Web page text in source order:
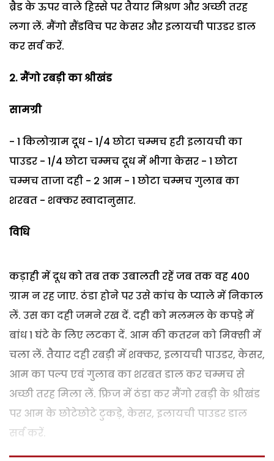
ब्रैड के ऊपर वाले हिस्से पर तैयार मिश्रण और अच्छी तरह
लगा लें. मैंगो सैंडविच पर केसर और इलायची पाउडर डाल
कर सर्व करें.
2. मैंगो रबड़ी का श्रीखंड
सामग्री
- 1 किलोग्राम दूध - 1/4 छोटा चम्मच हरी इलायची का
पाउडर - 1/4 छोटा चम्मच दूध में भीगा केसर - 1 छोटा
चम्मच ताजा दही - 2 आम - 1 छोटा चम्मच गुलाब का
शरबत - शक्कर स्वादानुसार.
विधि
कड़ाही में दूध को तब तक उबालती रहें जब तक वह 400
ग्राम न रह जाए. ठंडा होने पर उसे कांच के प्याले में निकाल
लें. उस का दही जमने रख दें. दही को मलमल के कपड़े में
बांध 1 घंटे के लिए लटका दें. आम की कतरन को मिक्सी में
चला लें. तैयार दही रबड़ी में शक्कर, इलायची पाउडर, केसर,
आम का पल्प एवं गुलाब का शरबत डाल कर चम्मच से
अच्छी तरह मिला लें. फ्रिज में ठंडा कर मैंगो रबड़ी के श्रीखंड
पर आम के छोटेछोटे टुकड़े, केसर, इलायची पाउडर डाल
सर्व करें.